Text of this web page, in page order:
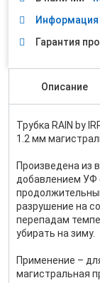
Информация
Гарантия
Описание
Трубка RAIN by
1.2 мм
Произведена из
добавлением УФ
разрушение на
перепадам
убирать на зиму.
Применение –
магистральная